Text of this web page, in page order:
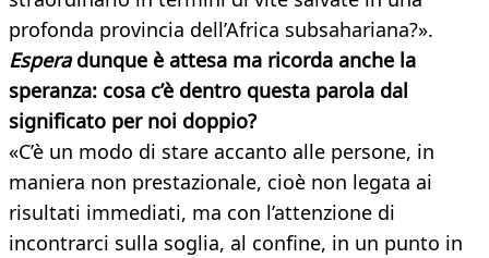
profonda provincia dell’Africa subsahariana?».
Esperadunque è attesa ma ricorda anche la
speranza: cosa c’è dentro questa parola dal
significato per noi doppio?
«C’è un modo di stare accanto alle persone, in
maniera non prestazionale, cioè non legata ai
risultati immediati, ma con l’attenzione di
incontrarci sulla soglia, al confine, in un punto in